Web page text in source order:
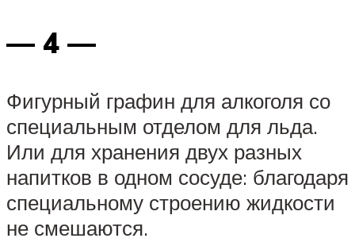
— 4 —
Фигурный графин для алкоголя со
специальным отделом для льда.
Или для хранения двух разных
напитков в одном сосуде: благодаря
специальному строению жидкости
не смешаются.